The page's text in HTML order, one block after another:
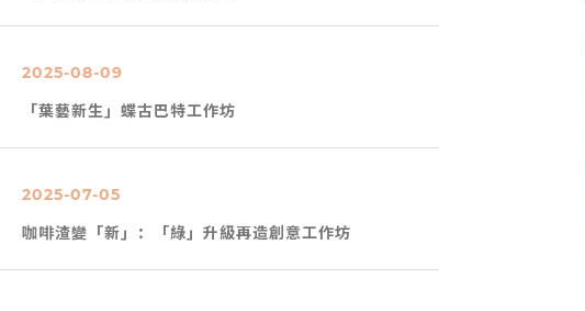
2025-08-09
「葉藝新生」蝶古巴特工作坊
2025-07-05
咖啡渣變「新」：「綠」升級再造創意工作坊